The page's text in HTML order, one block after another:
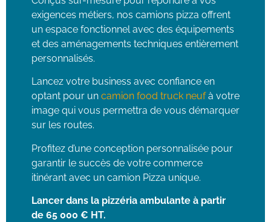
exigences métiers, nos camions pizza offrent
un espace fonctionnel avec des équipements
et des aménagements techniques entièrement
personnalisés.
Lancez votre business avec confiance en
optant pour un camion food truck neufà votre
image qui vous permettra de vous démarquer
sur les routes.
Profitez d’une conception personnalisée pour
garantir le succès de votre commerce
itinérant avec un camion Pizza unique.
Lancer dans la pizzéria ambulante à partir
de 65 000 € HT.